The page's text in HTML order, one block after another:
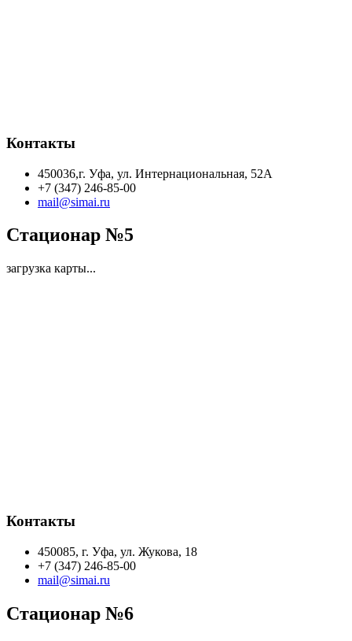
Контакты
450036,г. Уфа, ул. Интернациональная, 52А
+7 (347) 246-85-00
mail@simai.ru
Стационар №5
загрузка карты...
Контакты
450085, г. Уфа, ул. Жукова, 18
+7 (347) 246-85-00
mail@simai.ru
Стационар №6